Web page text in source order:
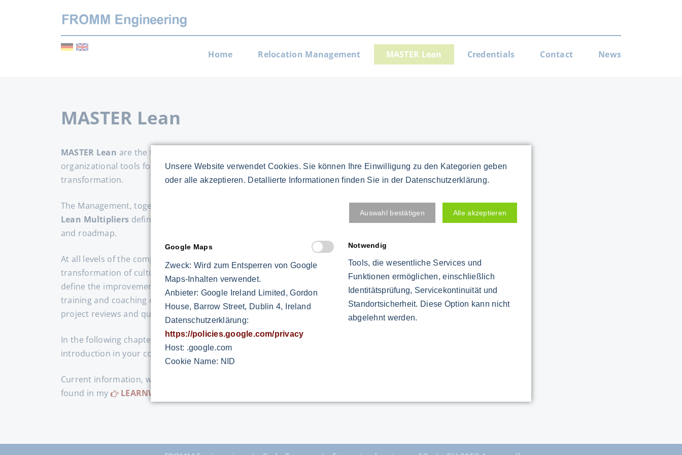
Skip
Home Relocation Management MASTER Lean Credentials Contact News
MASTER Lean
MASTER Lean are the technical and
organizational tools for business process
transformation.
The Management, together with the
Lean Multipliers define the vision, strategy
and roadmap.
At all levels of the company, they support the
transformation of culture. You select and
define the improvement projects together with the departments. Their main role is the
training and coaching of staff, coordination of the lean roll-out as well as the execution of
project reviews and quantification of the improvements.
In the following chapters you will find the training documents and flyers for the
introduction in your company.
Current information, workshops, zoom meetings and the latest training courses can be
found in my
LEARNWORLD.
Unsere Website verwendet Cookies. Sie können Ihre Einwilligung zu den Kategorien geben
oder alle akzeptieren. Detallierte Informationen finden Sie in der Datenschutzerklärung.
Auswahl bestätigen Alle akzeptieren
Google Maps
Zweck: Wird zum Entsperren von Google
Maps-Inhalten verwendet.
Anbieter: Google Ireland Limited, Gordon
House, Barrow Street, Dublin 4, Ireland
Datenschutzerklärung:
https://policies.google.com/privacy
Host: .google.com
Cookie Name: NID
Notwendig
Tools, die wesentliche Services und
Funktionen ermöglichen, einschließlich
Identitätsprüfung, Servicekontinuität und
Standortsicherheit. Diese Option kann nicht
abgelehnt werden.